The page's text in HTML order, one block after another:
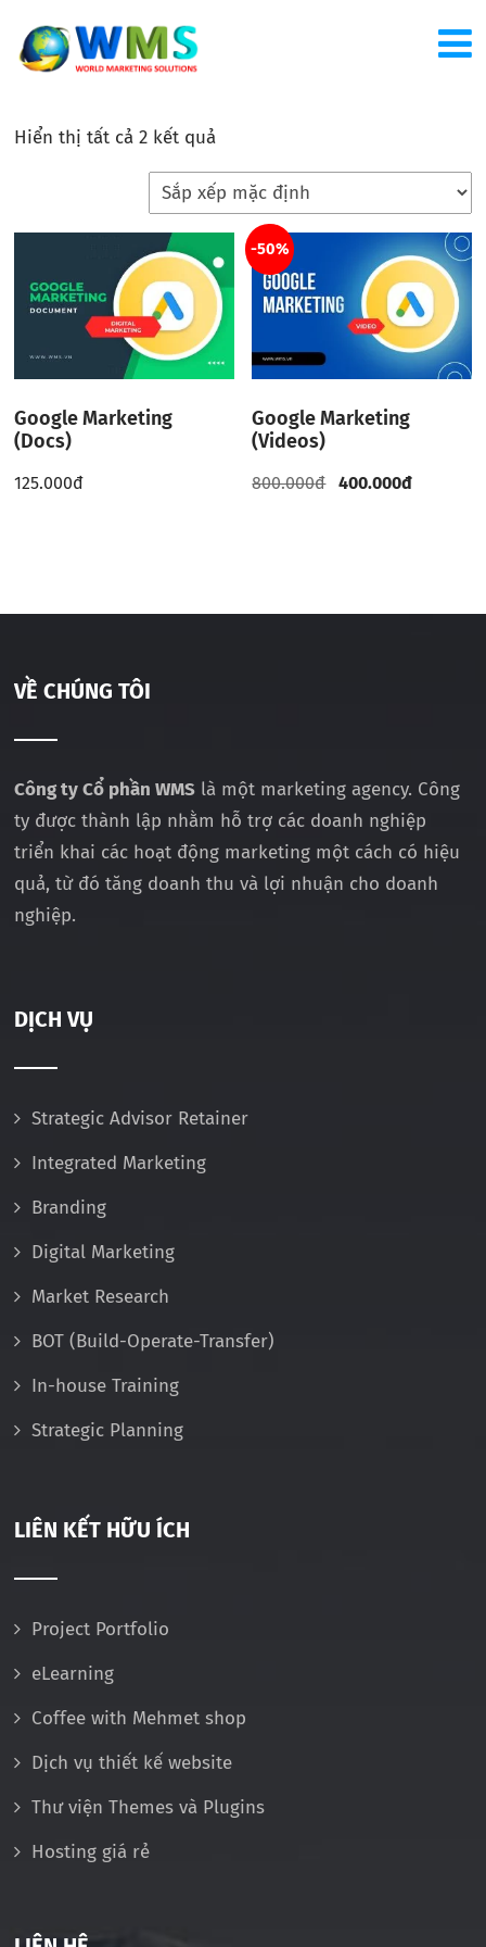
Hiển thị tất cả 2 kết quả
Google Marketing
(Docs)
125.000đ
-50%
Google Marketing
(Videos)
800.000đ 400.000đ
VỀ CHÚNG TÔI
Công ty Cổ phần WMS là một marketing agency. Công
ty được thành lập nhằm hỗ trợ các doanh nghiệp
triển khai các hoạt động marketing một cách có hiệu
quả, từ đó tăng doanh thu và lợi nhuận cho doanh
nghiệp.
DỊCH VỤ
Strategic Advisor Retainer
Integrated Marketing
Branding
Digital Marketing
Market Research
BOT (Build-Operate-Transfer)
In-house Training
Strategic Planning
LIÊN KẾT HỮU ÍCH
Project Portfolio
eLearning
Coffee with Mehmet shop
Dịch vụ thiết kế website
Thư viện Themes và Plugins
Hosting giá rẻ